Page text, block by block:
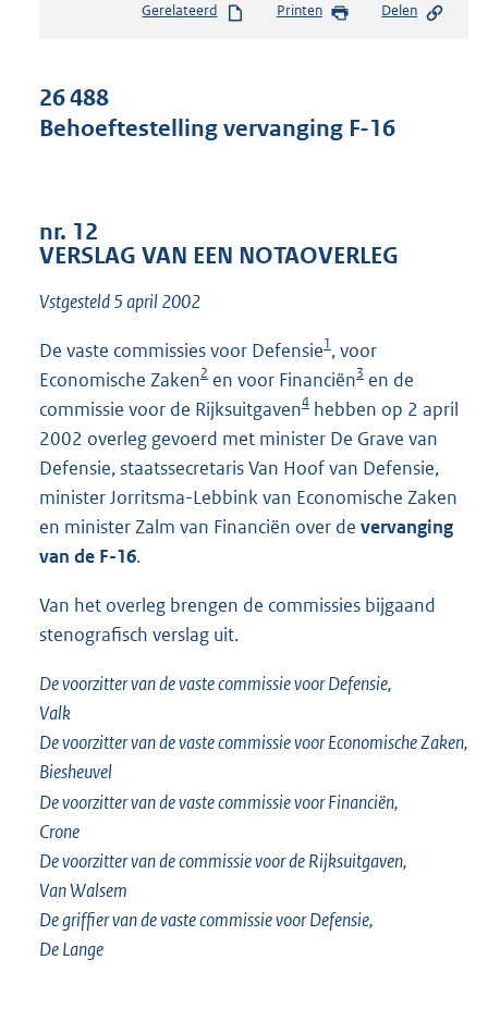
s
s
t
t
5
1
K
b
Gerelateerd Printen Delen
26 488
Behoeftestelling vervanging F-16
nr. 12
VERSLAG VAN EEN NOTAOVERLEG
Vstgesteld 5 april 2002
De vaste commissies voor Defensie1, voor
Economische Zaken2 en voor Financiën3 en de
commissie voor de Rijksuitgaven4 hebben op 2 april
2002 overleg gevoerd met minister De Grave van
Defensie, staatssecretaris Van Hoof van Defensie,
minister Jorritsma-Lebbink van Economische Zaken
en minister Zalm van Financiën over de vervanging
van de F-16.
Van het overleg brengen de commissies bijgaand
stenografisch verslag uit.
De voorzitter van de vaste commissie voor Defensie,
Valk
De voorzitter van de vaste commissie voor Economische Zaken,
Biesheuvel
De voorzitter van de vaste commissie voor Financiën,
Crone
De voorzitter van de commissie voor de Rijksuitgaven,
Van Walsem
De griffier van de vaste commissie voor Defensie,
De Lange